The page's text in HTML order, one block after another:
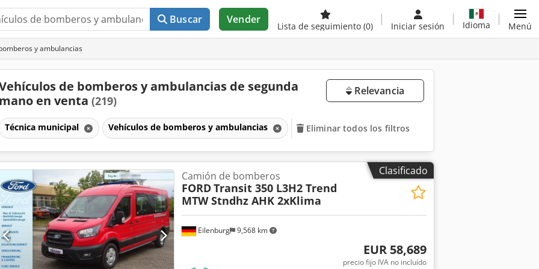
Buscar Vender
Lista de seguimiento (0) Iniciar sesión Idioma Menú
y ambulancias
de bomberos y ambulancias de segunda
mano en venta (219)
Relevancia
Técnica municipal Vehículos de bomberos y ambulancias Eliminar todos los filtros
Clasificado
Eilenburg 9,568 km
Camión de bomberos
FORDTransit 350 L3H2 Trend
MTW Stndhz AHK 2xKlima
EUR 58,689
precio fijo IVA no incluído